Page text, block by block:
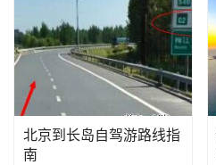
北京到长岛自驾游路线指
南